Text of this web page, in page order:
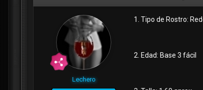
Lechero
1. Tipo de Rostro:
2. Edad: Base 3 fácil